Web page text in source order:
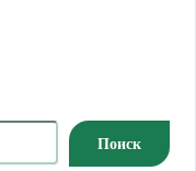
Поиск